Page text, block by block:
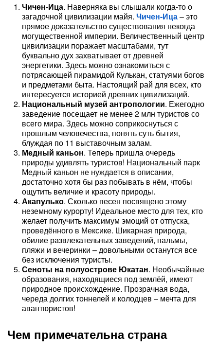
Чичен-Ица. Наверняка вы слышали когда-то о
загадочной цивилизации майя. Чичен-Ица– это
прямое доказательство существования некогда
могущественной империи. Величественный центр
цивилизации поражает масштабами, тут
буквально дух захватывает от древней
энергетики. Здесь можно ознакомиться с
потрясающей пирамидой Кулькан, статуями богов
и предметами быта. Настоящий рай для всех, кто
интересуется историей древних цивилизаций.
Национальный музей антропологии. Ежегодно
заведение посещает не менее 2 млн туристов со
всего мира. Здесь можно соприкоснуться с
прошлым человечества, понять суть бытия,
блуждая по 11 выставочным залам.
Медный каньон. Теперь пришла очередь
природы удивлять туристов! Национальный парк
Медный каньон не нуждается в описании,
достаточно хотя бы раз побывать в нём, чтобы
ощутить величие и красоту природы.
Акапулько. Сколько песен посвящено этому
неземному курорту! Идеальное место для тех, кто
желает получить максимум эмоций от отпуска,
проведённого в Мексике. Шикарная природа,
обилие развлекательных заведений, пальмы,
пляжи и вечеринки – довольными останутся все
без исключения туристы.
Сеноты на полуострове Юкатан. Необычайные
образования, находящиеся под землёй, имеют
природное происхождение. Прозрачная вода,
череда долгих тоннелей и колодцев – мечта для
авантюристов!
Чем примечательна страна